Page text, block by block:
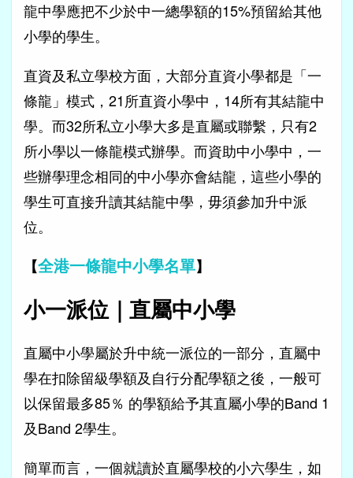
龍中學應把不少於中一總學額的15%預留給其他
小學的學生。
直資及私立學校方面，大部分直資小學都是「一
條龍」模式，21所直資小學中，14所有其結龍中
學。而32所私立小學大多是直屬或聯繫，只有2
所小學以一條龍模式辦學。而資助中小學中，一
些辦學理念相同的中小學亦會結龍，這些小學的
學生可直接升讀其結龍中學，毋須參加升中派
位。
【全港一條龍中小學名單】
小一派位｜直屬中小學
直屬中小學屬於升中統一派位的一部分，直屬中
學在扣除留級學額及自行分配學額之後，一般可
以保留最多85％ 的學額給予其直屬小學的Band 1
及Band 2學生。
簡單而言，一個就讀於直屬學校的小六學生，如